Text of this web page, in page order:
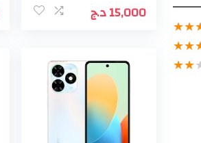
15,000د.ج
★★
★★
★★